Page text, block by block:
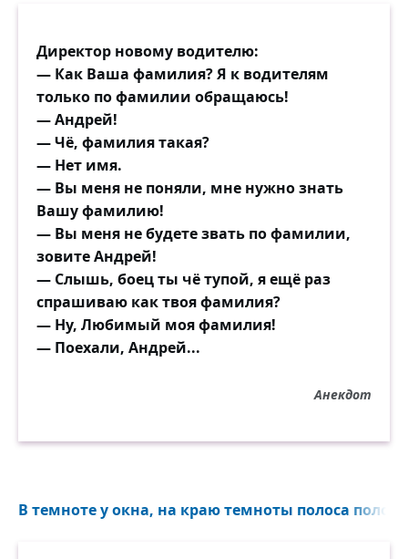
Директор новому водителю:
— Как Ваша фамилия? Я к водителям
только по фамилии обращаюсь!
— Андрей!
— Чё, фамилия такая?
— Нет имя.
— Вы меня не поняли, мне нужно знать
Вашу фамилию!
— Вы меня не будете звать по фамилии,
зовите Андрей!
— Слышь, боец ты чё тупой, я ещё раз
спрашиваю как твоя фамилия?
— Ну, Любимый моя фамилия!
— Поехали, Андрей...
Анекдот
В темноте у окна, на краю темноты полоса